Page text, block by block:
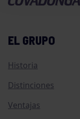
EL GRUPO
Historia
Distinciones
Ventajas